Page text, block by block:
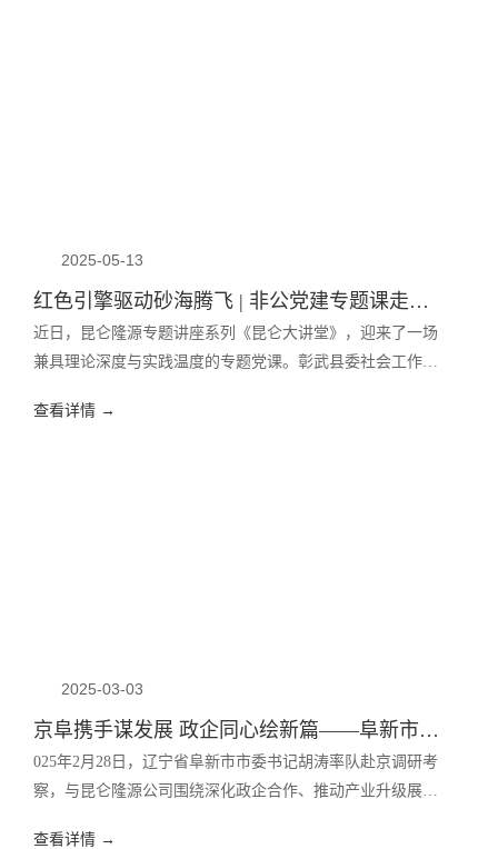
2025-05-13
红色引擎驱动砂海腾飞 | 非公党建专题课走进《昆仑大讲堂》
近日，昆仑隆源专题讲座系列《昆仑大讲堂》，迎来了一场
兼具理论深度与实践温度的专题党课。彰武县委社会工作部
以《红色引擎驱动砂海腾飞——隆源砂业的非公党建专题党
查看详情 →
2025-03-03
京阜携手谋发展 政企同心绘新篇——阜新市市委书记胡涛一行赴京调研昆仑隆源公司
025年2月28日，辽宁省阜新市市委书记胡涛率队赴京调研考
察，与昆仑隆源公司围绕深化政企合作、推动产业升级展开
查看详情 →